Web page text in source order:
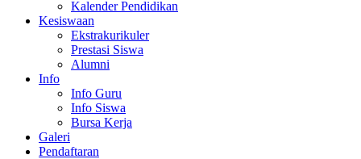
Kalender Pendidikan
Kesiswaan
Ekstrakurikuler
Prestasi Siswa
Alumni
Info
Info Guru
Info Siswa
Bursa Kerja
Galeri
Pendaftaran